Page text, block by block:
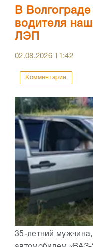
В
водителя
ЛЭП
02.08.2026 11:42
Комментарии
35-летний